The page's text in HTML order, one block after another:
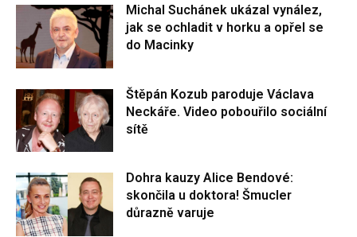
Michal Suchánek ukázal vynález,
jak se ochladit v horku a opřel se
do Macinky
Štěpán Kozub paroduje Václava
Neckáře. Video pobouřilo sociální
sítě
Dohra kauzy Alice Bendové:
skončila u doktora! Šmucler
důrazně varuje